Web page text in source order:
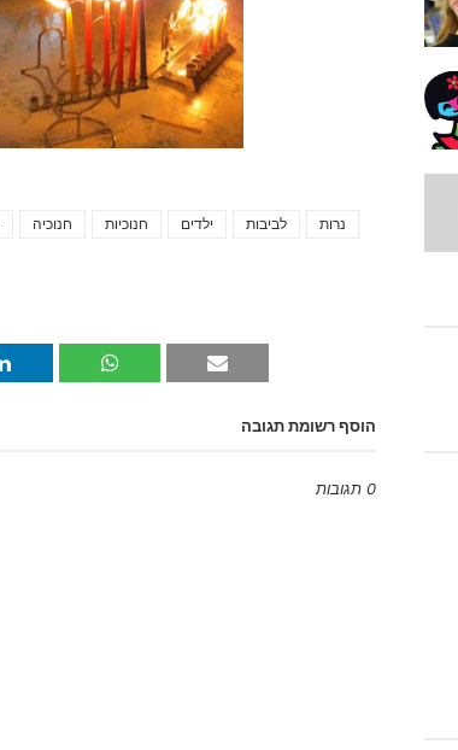
חנוכיה חנוכיות ילדים לביבות
נרות
הוסף רשומת תגובה
0 תגובות